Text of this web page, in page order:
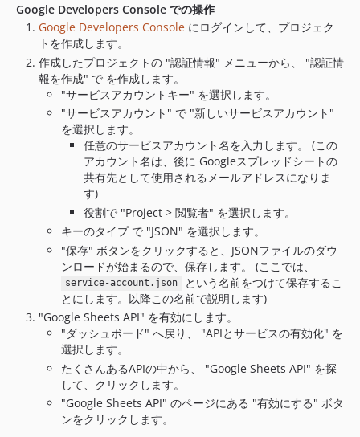
Google Developers Console での操作
Google Developers Console にログインして、プロジェク
トを作成します。
作成したプロジェクトの "認証情報" メニューから、 "認証情
報を作成" で を作成します。
"サービスアカウントキー" を選択します。
"サービスアカウント" で "新しいサービスアカウント"
を選択します。
任意のサービスアカウント名を入力します。 (この
アカウント名は、後に Googleスプレッドシートの
共有先として使用されるメールアドレスになりま
す)
役割で "Project > 閲覧者" を選択します。
キーのタイプ で "JSON" を選択します。
"保存" ボタンをクリックすると、JSONファイルのダウ
ンロードが始まるので、保存します。 (ここでは、
service-account.json
という名前をつけて保存するこ
とにします。以降この名前で説明します)
"Google Sheets API" を有効にします。
"ダッシュボード" へ戻り、 "APIとサービスの有効化" を
選択します。
たくさんあるAPIの中から、 "Google Sheets API" を探
して、クリックします。
"Google Sheets API" のページにある "有効にする" ボタ
ンをクリックします。